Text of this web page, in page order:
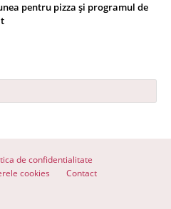
pentru pizza și programul de
de confidentialitate
cookies
Contact